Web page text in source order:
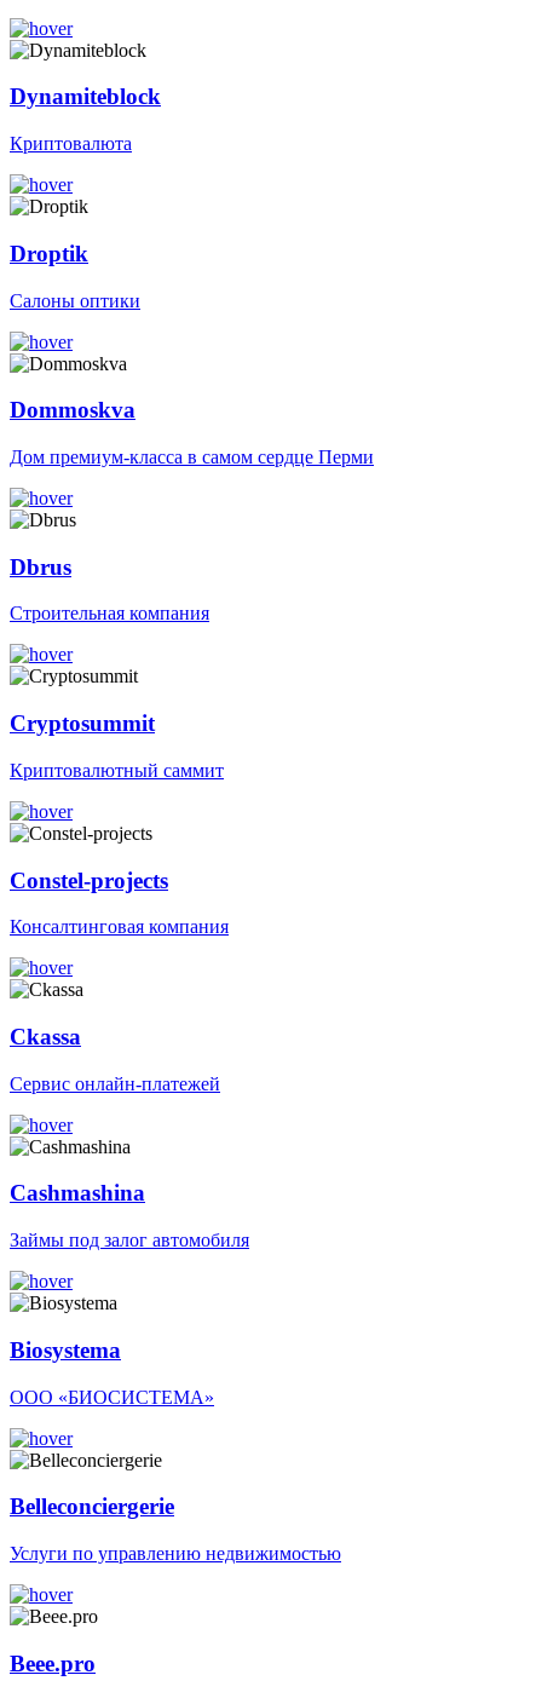
Dynamiteblock
Криптовалюта
Droptik
Салоны оптики
Dommoskva
Дом премиум-класса в самом сердце Перми
Dbrus
Строительная компания
Cryptosummit
Криптовалютный саммит
Constel-projects
Консалтинговая компания
Ckassa
Сервис онлайн-платежей
Cashmashina
Займы под залог автомобиля
Biosystema
ООО «БИОСИСТЕМА»
Belleconciergerie
Услуги по управлению недвижимостью
Beee.pro